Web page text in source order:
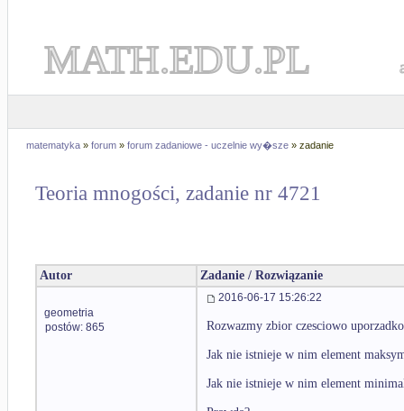
MATH.EDU.PL
matematyka » forum » forum zadaniowe - uczelnie wy�sze » zadanie
Teoria mnogości, zadanie nr 4721
Autor Zadanie / Rozwiązanie
geometria
postów: 865
2016-06-17 15:26:22
Rozwazmy zbior czesciowo
Jak nie istnieje w nim element
Jak nie istnieje w nim element